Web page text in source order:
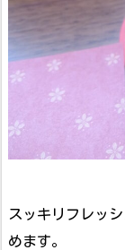
スッキリフレッ
めます。